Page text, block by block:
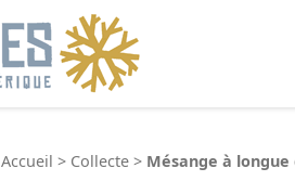
Accueil > Collecte > Mésange à longue